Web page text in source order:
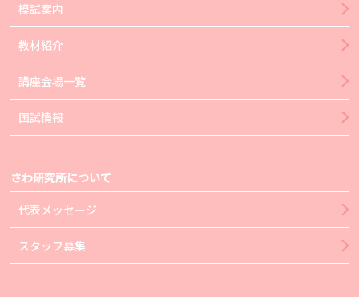
模試案内
教材紹介
講座会場一覧
国試情報
さわ研究所について
代表メッセージ
スタッフ募集